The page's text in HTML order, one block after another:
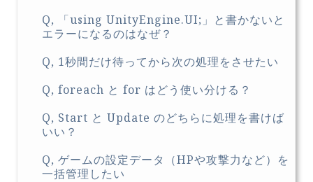
Q, 「using UnityEngine.UI;」と書かないと
エラーになるのはなぜ？
Q, 1秒間だけ待ってから次の処理をさせたい
Q, foreach と for はどう使い分ける？
Q, Start と Update のどちらに処理を書けば
いい？
Q, ゲームの設定データ（HPや攻撃力など）を
一括管理したい